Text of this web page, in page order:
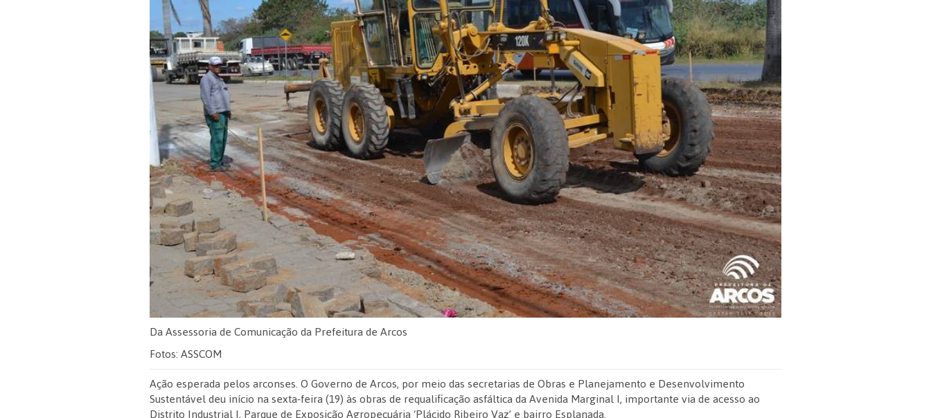
Da Assessoria de Comunicação da Prefeitura de Arcos
Fotos: ASSCOM
Ação esperada pelos arconses. O Governo de Arcos, por meio das secretarias de Obras e Planejamento e Desenvolvimento
Sustentável deu início na sexta-feira (19) às obras de requalificação asfáltica da Avenida Marginal I, importante via de acesso ao